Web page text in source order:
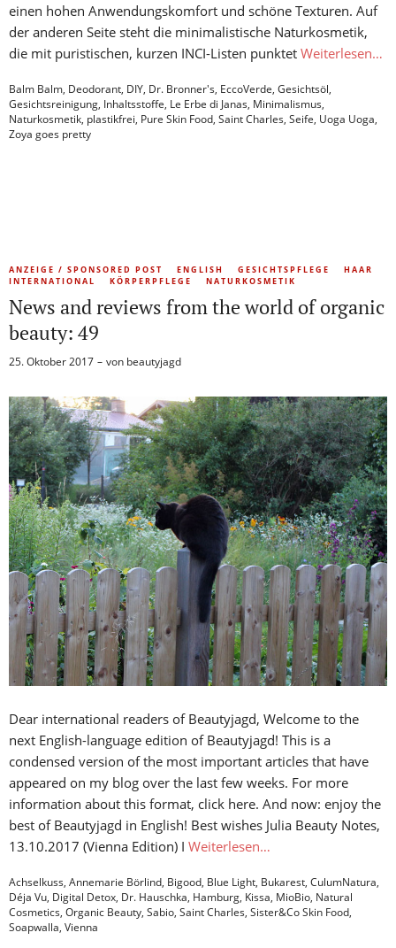
einen hohen Anwendungskomfort und schöne Texturen. Auf
der anderen Seite steht die minimalistische Naturkosmetik,
die mit puristischen, kurzen INCI-Listen punktet Weiterlesen…
Balm Balm, Deodorant, DIY, Dr. Bronner's, EccoVerde, Gesichtsöl,
Gesichtsreinigung, Inhaltsstoffe, Le Erbe di Janas, Minimalismus,
Naturkosmetik, plastikfrei, Pure Skin Food, Saint Charles, Seife, Uoga Uoga,
Zoya goes pretty
ANZEIGE / SPONSORED POST ENGLISH GESICHTSPFLEGE
HAAR
INTERNATIONAL
KÖRPERPFLEGE NATURKOSMETIK
News and reviews from the world of organic
beauty: 49
25. Oktober 2017 von beautyjagd
Dear international readers of Beautyjagd, Welcome to the
next English-language edition of Beautyjagd! This is a
condensed version of the most important articles that have
appeared on my blog over the last few weeks. For more
information about this format, click here. And now: enjoy the
best of Beautyjagd in English! Best wishes Julia Beauty Notes,
13.10.2017 (Vienna Edition) I Weiterlesen…
Achselkuss, Annemarie Börlind, Bigood, Blue Light, Bukarest, CulumNatura,
Déja Vu, Digital Detox, Dr. Hauschka, Hamburg, Kissa, MioBio, Natural
Cosmetics, Organic Beauty, Sabio, Saint Charles, Sister&Co Skin Food,
Soapwalla, Vienna